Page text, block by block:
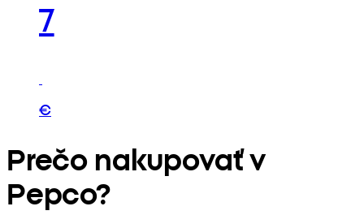
7
€
Prečo nakupovať v
Pepco?